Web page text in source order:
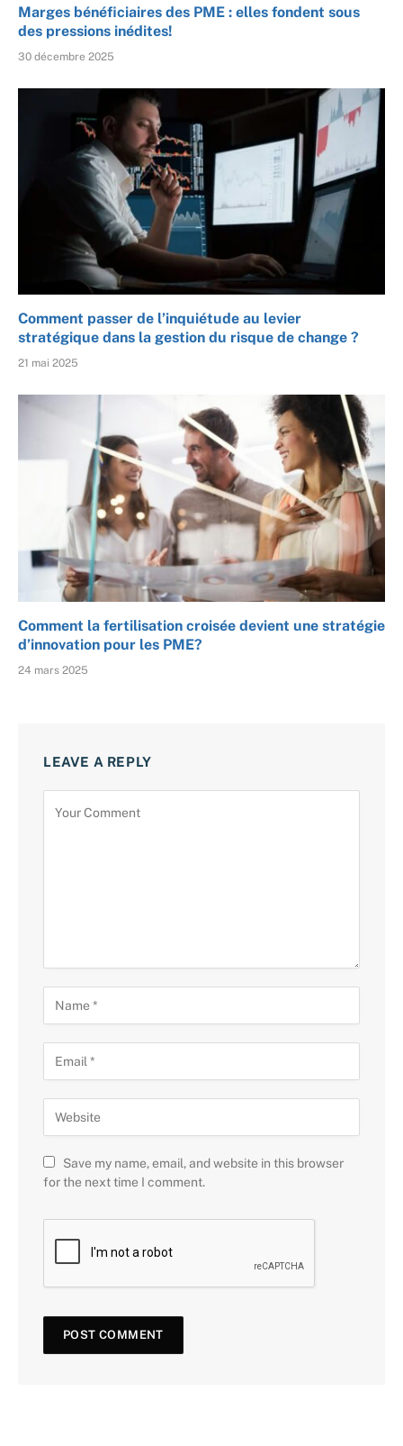
Marges bénéficiaires des PME : elles fondent sous
des pressions inédites!
30 décembre 2025
Comment passer de l’inquiétude au levier
stratégique dans la gestion du risque de change ?
21 mai 2025
Comment la fertilisation croisée devient une stratégie
d’innovation pour les PME?
24 mars 2025
LEAVE A REPLY
Save my name, email, and website in this browser
for the next time I comment.